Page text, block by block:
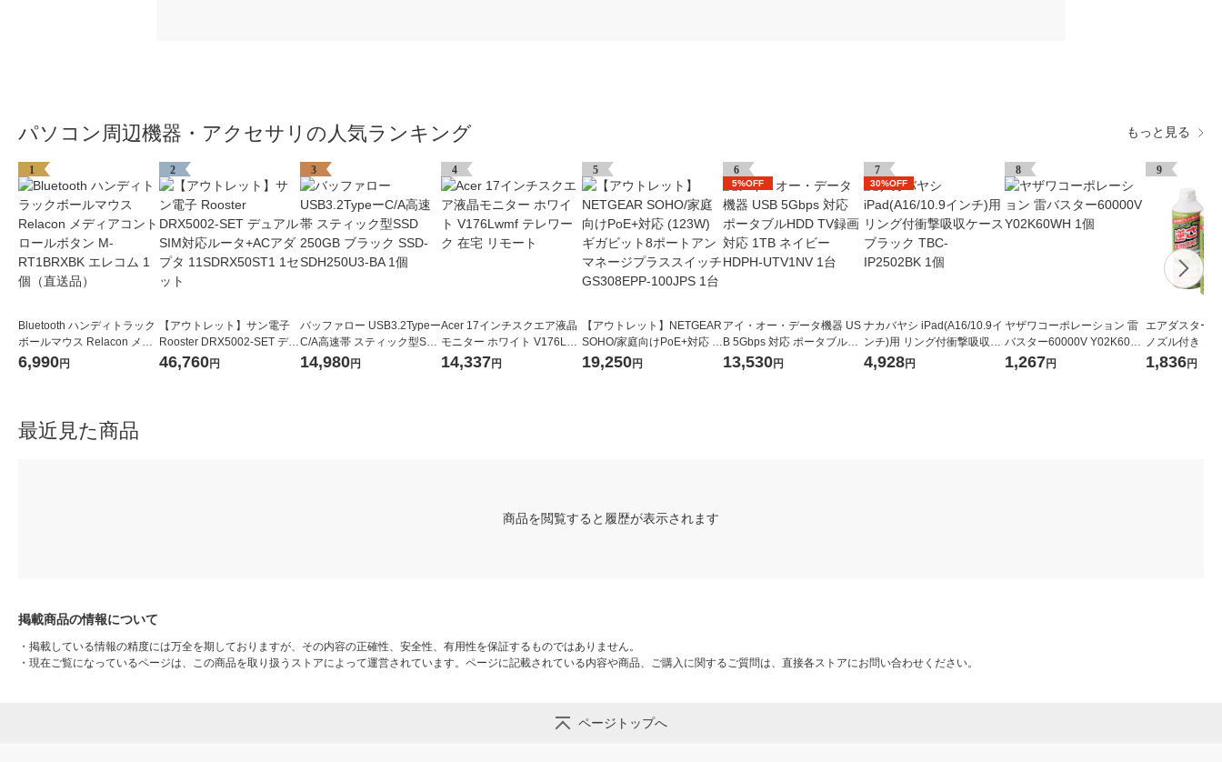
パソコン周辺機器・アクセサリの人気ランキング もっと見る
1
Bluetooth ハンディトラック
ボールマウス Relacon メデ
ィアコントロールボタン M-
RT1BRXBK エレコム 1個
6,990円
2
【アウトレット】サン電子
Rooster DRX5002-SET デュ
アルSIM対応ルータ+ACアダ
プタ 11SDRX50ST1 1セッ
46,760円
3
バッファロー USB3.2Typeー
C/A高速帯 スティック型SS
D 250GB ブラック SSD-SD
H250U3-BA 1個
14,980円
4
Acer 17インチスクエア液晶
モニター ホワイト V176Lw
mf テレワーク 在宅 リモート
14,337円
5
【アウトレット】NETGEAR
SOHO/家庭向けPoE+対応 (1
23W) ギガビット8ポートア
ンマネージプラススイッチ
19,250円
6
5%OFF
アイ・オー・データ機器 US
B 5Gbps 対応 ポータブルHD
D TV録画対応 1TB ネイビー
HDPH-UTV1NV 1台
13,530円
7
30%OFF
ナカバヤシ iPad(A16/10.9イ
ンチ)用 リング付衝撃吸収ケ
ース ブラック TBC-IP2502B
K 1個
4,928円
8
ヤザワコーポレーション 雷
バスター60000V Y02K60W
H 1個
1,267円
9
エアダスター
ノズル付き エ
フロン) 逆さ使
OMT エレコ
1,836円
最近見た商品
商品を閲覧すると履歴が表示されます
掲載商品の情報について
・ 掲載している情報の精度には万全を期しておりますが、その内容の正確性、安全性、有用性を保証するものではありません。
・ 現在ご覧になっているページは、この商品を取り扱うストアによって運営されています。ページに記載されている内容や商品、ご購入に関するご質問は、直接各ストアにお問い合わせください。
ページトップへ